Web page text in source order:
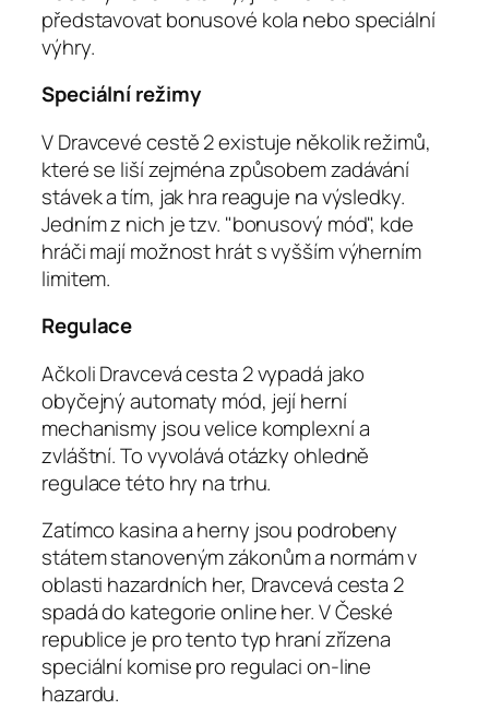
představovat bonusové kola nebo speciální
výhry.
Speciální režimy
V Dravcevé cestě 2 existuje několik režimů,
které se liší zejména způsobem zadávání
stávek a tím, jak hra reaguje na výsledky.
Jedním z nich je tzv. "bonusový mód", kde
hráči mají možnost hrát s vyšším výherním
limitem.
Regulace
Ačkoli Dravcevá cesta 2 vypadá jako
obyčejný automaty mód, její herní
mechanismy jsou velice komplexní a
zvláštní. To vyvolává otázky ohledně
regulace této hry na trhu.
Zatímco kasina a herny jsou podrobeny
státem stanoveným zákonům a normám v
oblasti hazardních her, Dravcevá cesta 2
spadá do kategorie online her. V České
republice je pro tento typ hraní zřízena
speciální komise pro regulaci on-line
hazardu.